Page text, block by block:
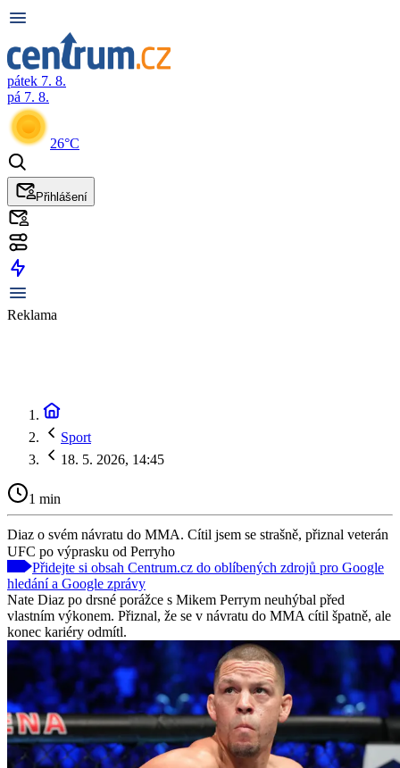
pátek 7. 8.
pá 7. 8.
26°C
Přihlášení
Reklama
Sport
18. 5. 2026, 14:45
1 min
Diaz o svém návratu do MMA. Cítil jsem se strašně, přiznal veterán
UFC po výprasku od Perryho
Přidejte si obsah Centrum.cz do oblíbených zdrojů pro Google
hledání a Google zprávy
Nate Diaz po drsné porážce s Mikem Perrym neuhýbal před
vlastním výkonem. Přiznal, že se v návratu do MMA cítil špatně, ale
konec kariéry odmítl.